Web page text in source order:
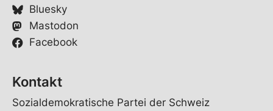
Bluesky
Mastodon
Facebook
Kontakt
Sozialdemokratische Partei der Schweiz